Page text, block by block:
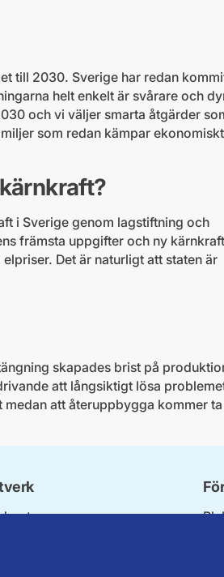
till 2030. Sverige har redan
helt enkelt är svårare och
och vi väljer smarta åtgärder
som redan kämpar
i Sverige genom lagstiftning och
främsta uppgifter och ny
Det är naturligt att staten är
skapades brist på
att långsiktigt lösa
att återuppbygga kommer ta
Seniorer